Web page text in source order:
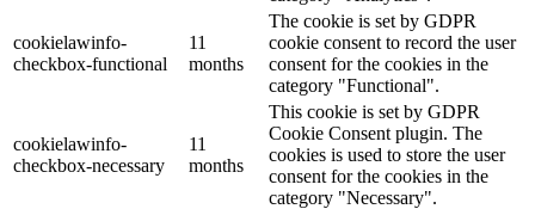
cookielawinfo-
checkbox-functional
11
months
The cookie is set by GDPR
cookie consent to record the user
consent for the cookies in the
category "Functional".
cookielawinfo-
checkbox-necessary
11
months
This cookie is set by GDPR
Cookie Consent plugin. The
cookies is used to store the user
consent for the cookies in the
category "Necessary".